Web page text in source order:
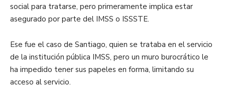
social para tratarse, pero primeramente implica estar
asegurado por parte del IMSS o ISSSTE.
Ese fue el caso de Santiago, quien se trataba en el servicio
de la institución pública IMSS, pero un muro burocrático le
ha impedido tener sus papeles en forma, limitando su
acceso al servicio.